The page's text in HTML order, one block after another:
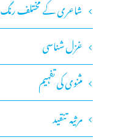
شاعری کے مختلف رنگ
غزل شناسی
مثنوی کی تفہیم
مرثیہ تنقید